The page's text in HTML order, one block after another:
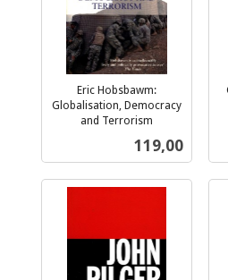
Eric Hobsbawm:
Globalisation, Democracy
and Terrorism
Pris
119,00